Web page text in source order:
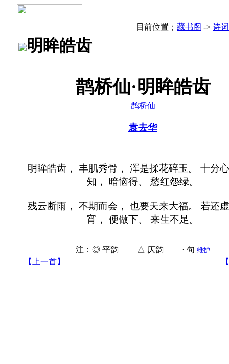
目前位置； 藏书阁 -> 诗词
明眸皓齿
鹊桥仙·明眸皓齿
鹊桥仙
袁去华
明眸皓齿， 丰肌秀骨， 浑是揉花碎玉。 十分
知， 暗恼得、 愁红怨绿。
残云断雨， 不期而会， 也要天来大福。 若还
宵， 便做下、 来生不足。
注：◎ 平韵 △ 仄韵 · 句 维护
【上一首】